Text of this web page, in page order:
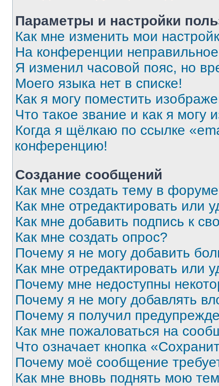
Параметры и настройки
Как мне изменить мои
На конференции
Я изменил часовой пояс, но
Моего языка нет в списке!
Как я могу поместить
Что такое звание и как я могу
Когда я щёлкаю по ссылке
конференцию!
Создание сообщений
Как мне создать тему в
Как мне отредактировать или
Как мне добавить подпись к
Как мне создать опрос?
Почему я не могу добавить
Как мне отредактировать или
Почему мне недоступны
Почему я не могу добавлять
Почему я получил
Как мне пожаловаться на
Что означает кнопка
Почему моё сообщение
Как мне вновь поднять мою